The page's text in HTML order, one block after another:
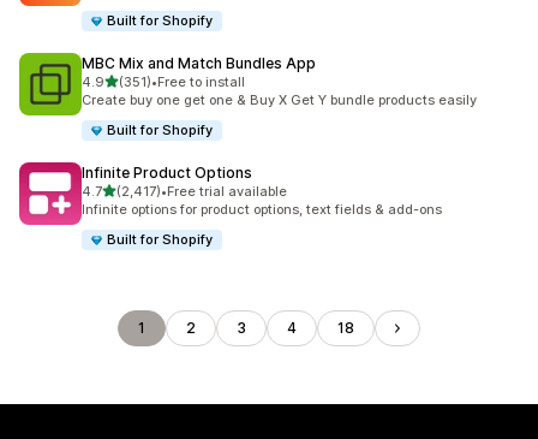
Built for Shopify
MBC Mix and Match Bundles App
4.95つ星中
(351)
合計レビュー数：351件
•Free to install
Create buy one get one & Buy X Get Y bundle products easily
Built for Shopify
Infinite Product Options
4.75つ星中
(2,417)
合計レビュー数：2417件
•Free trial available
Infinite options for product options, text fields & add-ons
Built for Shopify
1 2 3 4 18